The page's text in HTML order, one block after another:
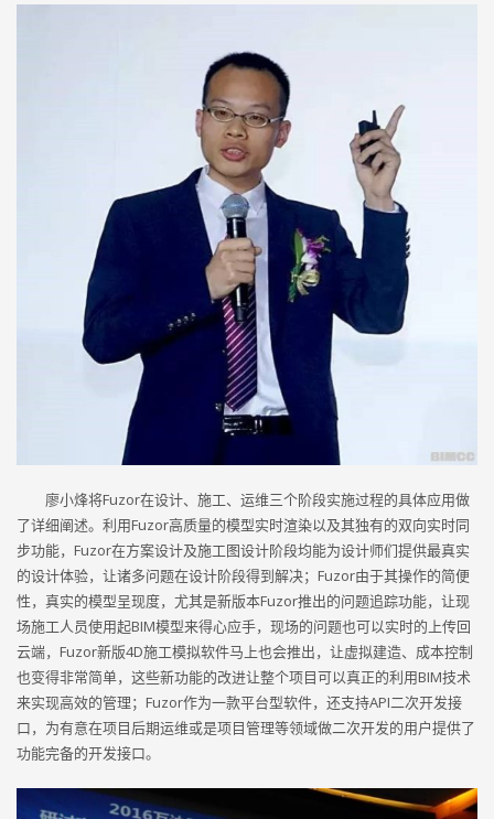
廖小烽将Fuzor在设计、施工、运维三个阶段实施过程的具体应用做
了详细阐述。利用Fuzor高质量的模型实时渲染以及其独有的双向实时同
步功能，Fuzor在方案设计及施工图设计阶段均能为设计师们提供最真实
的设计体验，让诸多问题在设计阶段得到解决；Fuzor由于其操作的简便
性，真实的模型呈现度，尤其是新版本Fuzor推出的问题追踪功能，让现
场施工人员使用起BIM模型来得心应手，现场的问题也可以实时的上传回
云端，Fuzor新版4D施工模拟软件马上也会推出，让虚拟建造、成本控制
也变得非常简单，这些新功能的改进让整个项目可以真正的利用BIM技术
来实现高效的管理；Fuzor作为一款平台型软件，还支持API二次开发接
口，为有意在项目后期运维或是项目管理等领域做二次开发的用户提供了
功能完备的开发接口。